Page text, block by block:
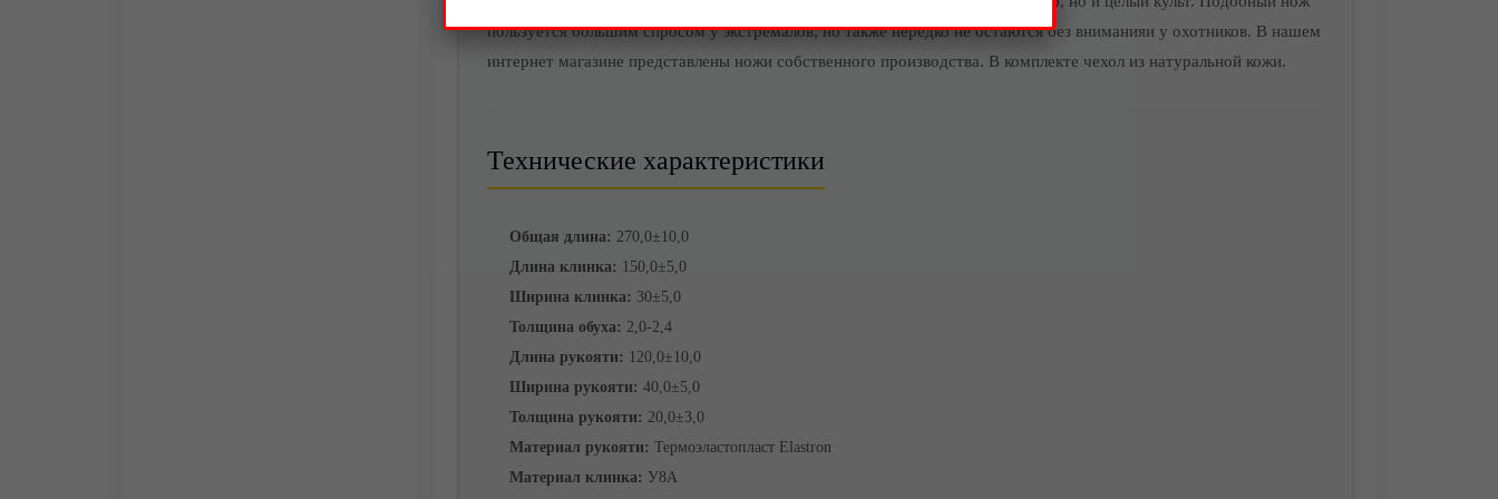
пользуется большим спросом у экстремалов, но также нередко не остаются без вниманияи у охотников. В нашем
интернет магазине представлены ножи собственного производства. В комплекте чехол из натуральной кожи.
Технические характеристики
Общая длина: 270,0±10,0
Длина клинка: 150,0±5,0
Ширина клинка: 30±5,0
Толщина обуха: 2,0-2,4
Длина рукояти: 120,0±10,0
Ширина рукояти: 40,0±5,0
Толщина рукояти: 20,0±3,0
Материал рукояти: Термоэластопласт Elastron
Материал клинка: У8А